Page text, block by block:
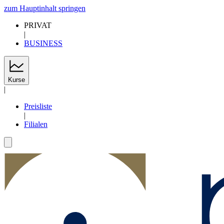
zum Hauptinhalt springen
PRIVAT
|
BUSINESS
Kurse
|
Preisliste
|
Filialen